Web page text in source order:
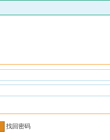
找回密码